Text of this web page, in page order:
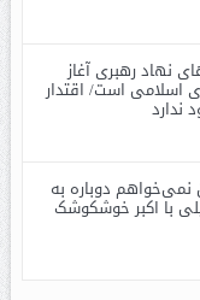
نهاد رهبری آغاز
اسلامی است/ اقتدار
ندارد
دوباره به
با اکبر خوشکوشک